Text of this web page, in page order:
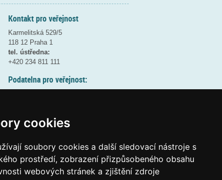
cookies
soubory cookies a další sledovací nástroje s
prostředí, zobrazení přizpůsobeného obsahu
webových stránek a zjištění zdroje
Kontakt pro veřejnost
Karmelitská 529/5
118 12 Praha 1
tel. ústředna:
+420 234 811 111
Podatelna pro veřejnost:
(více informací
Elektronická podatelna:
posta@msmtgov cz